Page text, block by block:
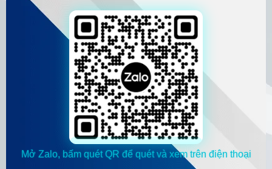
Mở Zalo, bấm quét QR để quét và xem trên điện thoại